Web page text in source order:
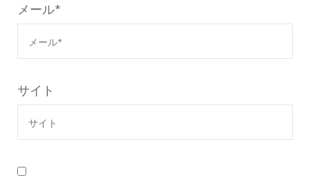
メール*
サイト